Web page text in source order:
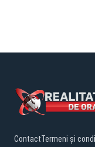
ContactTermeni și